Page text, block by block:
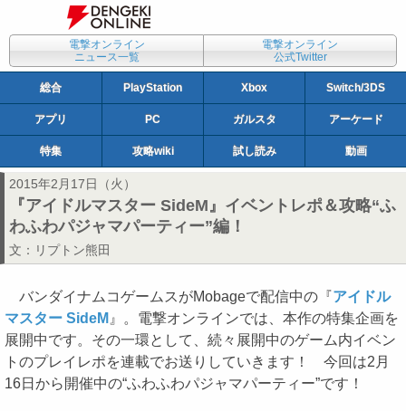
電撃オンライン
ニュース一覧
電撃オンライン
公式Twitter
総合 PlayStation Xbox Switch/3DS
アプリ PC ガルスタ アーケード
特集 攻略wiki 試し読み 動画
2015年2月17日（火）
『アイドルマスター SideM』イベントレポ＆攻略“ふ
わふわパジャマパーティー”編！
文： リプトン熊田
バンダイナムコゲームスがMobageで配信中の『アイドル
マスター SideM 』。電撃オンラインでは、本作の特集企画を
展開中です。その一環として、続々展開中のゲーム内イベン
トのプレイレポを連載でお送りしていきます！ 今回は2月
16日から開催中の“ふわふわパジャマパーティー”です！